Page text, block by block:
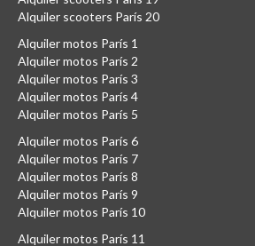
Alquiler scooters París 20
Alquiler motos París 1
Alquiler motos París 2
Alquiler motos París 3
Alquiler motos París 4
Alquiler motos París 5
Alquiler motos París 6
Alquiler motos París 7
Alquiler motos París 8
Alquiler motos París 9
Alquiler motos París 10
Alquiler motos París 11